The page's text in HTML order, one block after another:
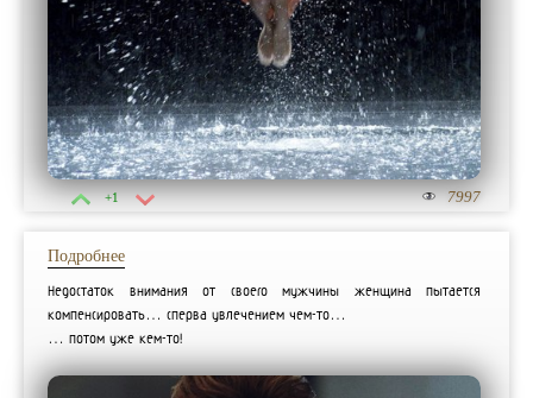
7997
+1
Подробнее
Недостаток внимания от своего мужчины женщина пытается
компенсировать… сперва увлечением чем-то…
… потом уже кем-то!